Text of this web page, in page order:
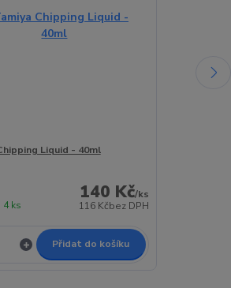
Liquid - 40ml
140 Kč/ks
116 Kčbez DPH
ks
Přidat do košíku